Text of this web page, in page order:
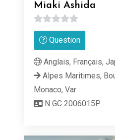
Miaki Ashida
0
sur Question
Anglais, Français,
Alpes Maritimes,
Monaco, Var
N GC 2006015P